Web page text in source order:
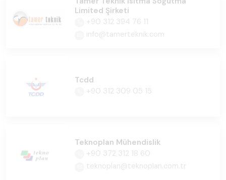
Limited Şirketi
+90 312 394 76 11
info@tamerteknik.com
Tcdd
+90 312 309 05 15
Teknoplan Mühendislik
+90 372 312 18 60
teknoplan@teknoplan.com.tr